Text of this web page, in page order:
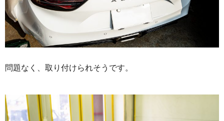
問題なく、取り付けられそうです。